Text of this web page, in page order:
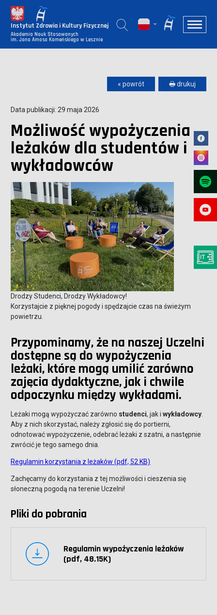
Instytut Zdrowia i Kultury Fizycznej
Akademia Nauk Stosowanych
im. Jana Amosa Komeńskiego w Lesznie
« powrót 🖶 drukuj
Data publikacji: 29 maja 2026
Możliwość wypożyczenia
leżaków dla studentów i
wykładowców
Drodzy Studenci, Drodzy Wykładowcy!
Korzystajcie z pięknej pogody i spędzajcie czas na świeżym
powietrzu.
Przypominamy, że na naszej Uczelni
dostępne są do wypożyczenia
leżaki, które mogą umilić zarówno
zajęcia dydaktyczne, jak i chwile
odpoczynku między wykładami.
Leżaki mogą wypożyczać zarówno studenci, jak iwykładowcy
Aby z nich skorzystać, należy zgłosić się do portierni,
odnotować wypożyczenie, odebrać leżaki z szatni, a następnie
zwrócić je tego samego dnia.
Regulamin korzystania z leżaków (pdf, 52 KB)
Zachęcamy do korzystania z tej możliwości i cieszenia się
słoneczną pogodą na terenie Uczelni!
Pliki do pobrania
Regulamin wypożyczenia leżaków
(pdf, 48.15K)